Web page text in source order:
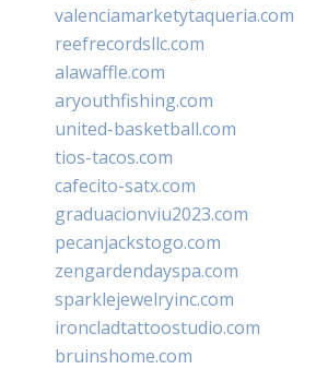
valenciamarketytaqueria.com
reefrecordsllc.com
alawaffle.com
aryouthfishing.com
united-basketball.com
tios-tacos.com
cafecito-satx.com
graduacionviu2023.com
pecanjackstogo.com
zengardendayspa.com
sparklejewelryinc.com
ironcladtattoostudio.com
bruinshome.com